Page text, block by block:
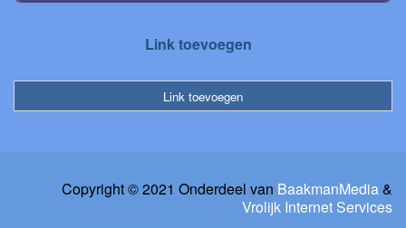
Link toevoegen
Link toevoegen
Copyright © 2021 Onderdeel van BaakmanMedia&
Vrolijk Internet Services